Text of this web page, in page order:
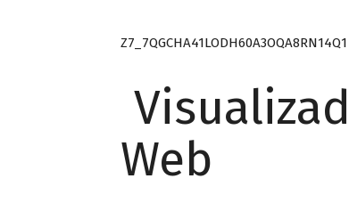
Z7_7QGCHA41LODH60A3OQA8RN14Q1
Web